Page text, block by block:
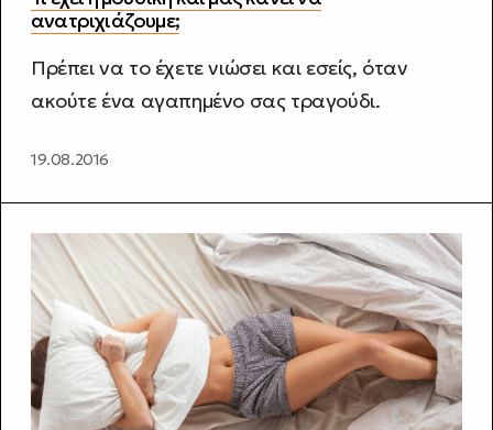
ανατριχιάζουμε;
Πρέπει να το έχετε νιώσει και εσείς, όταν
ακούτε ένα αγαπημένο σας τραγούδι.
19.08.2016